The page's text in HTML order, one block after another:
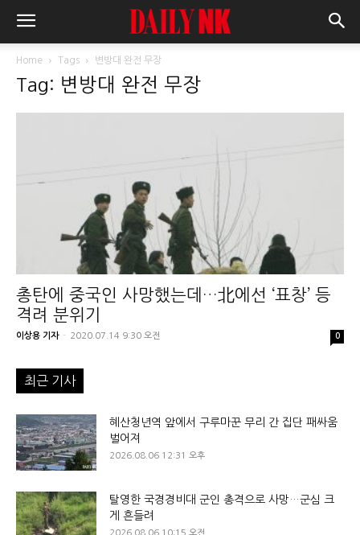
Home Tags 변방대 완전 무장
Tag: 변방대 완전 무장
총탄에 중국인 사망했는데…北에선 ‘표창’ 등
격려 분위기
이상용 기자 - 2020.07.14 9:30 오전 0
최근 기사
혜산청년역 앞에서 구루마꾼 무리 간 집단 패싸움
벌어져
2026.08.06 12:31 오후
탈영한 국경경비대 군인 총격으로 사망…군심 크
게 흔들려